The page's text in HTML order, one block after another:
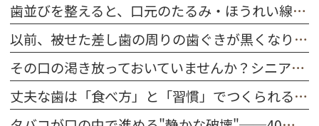
歯並びを整えると、口元のたるみ・ほうれい線は改善する？
以前、被せた差し歯の周りの歯ぐきが黒くなりました。どうしてですか？
その口の渇き放っておいていませんか？シニア世代に多い「ドライマウス」を防ぐ習慣
丈夫な歯は「食べ方」と「習慣」でつくられる｜今日から始める口腔ケア